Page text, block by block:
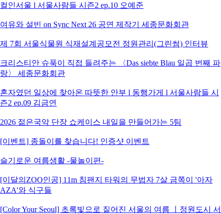
컬인서울 l 서울사람들 시즌2 ep.10 오예준
여유와 설빈 on Sync Next 26 공연 제작기 세종문화회관
제 7회 서울식물원 식재설계공모전 정원관리(그린썸) 인터뷰
크리스티안 슈푹이 직접 들려주는 〈Das siebte Blau 일곱 번째 파
랑〉 세종문화회관
혼자였던 일상에 찾아온 따뜻한 안부 l 동행가게 l 서울사람들 시
즌2 ep.09 김금연
2026 젊은국악 단장 쇼케이스 내일을 만들어가는 5팀
[이벤트] 종돌이를 찾습니다! 인증샷 이벤트
슬기로운 여름생활 -물놀이편-
[이달의ZOO인공] 11m 침팬지 타워의 무법자 7살 금쪽이 '아자
AZA'와 식구들
[Color Your Seoul] 초록빛으로 짙어진 서울의 여름 ㅣ정원도시 서